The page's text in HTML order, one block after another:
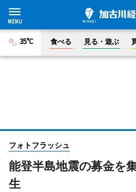
35°C 食べる 見る・遊ぶ
フォトフラッシュ
能登半島地震の募金を
生